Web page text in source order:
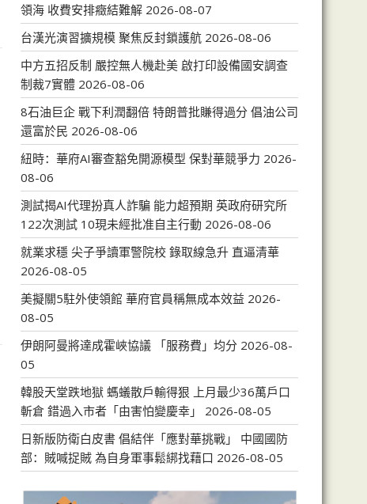
領海 收費安排癥結難解 2026-08-07
台漢光演習擴規模 聚焦反封鎖護航 2026-08-06
中方五招反制 嚴控無人機赴美 啟打印設備國安調查
制裁7實體 2026-08-06
8石油巨企 戰下利潤翻倍 特朗普批賺得過分 倡油公司
還富於民 2026-08-06
紐時：華府AI審查豁免開源模型 保對華競爭力 2026-
08-06
測試揭AI代理扮真人詐騙 能力超預期 英政府研究所
122次測試 10現未經批准自主行動 2026-08-06
就業求穩 尖子爭讀軍警院校 錄取線急升 直逼清華
2026-08-05
美擬關5駐外使領館 華府官員稱無成本效益 2026-
08-05
伊朗阿曼將達成霍峽協議 「服務費」均分 2026-08-
05
韓股天堂跌地獄 螞蟻散戶輸得狠 上月最少36萬戶口
斬倉 錯過入市者「由害怕變慶幸」
2026-08-05
日新版防衛白皮書 倡結伴「應對華挑戰」 中國國防
部：賊喊捉賊 為自身軍事鬆綁找藉口 2026-08-05